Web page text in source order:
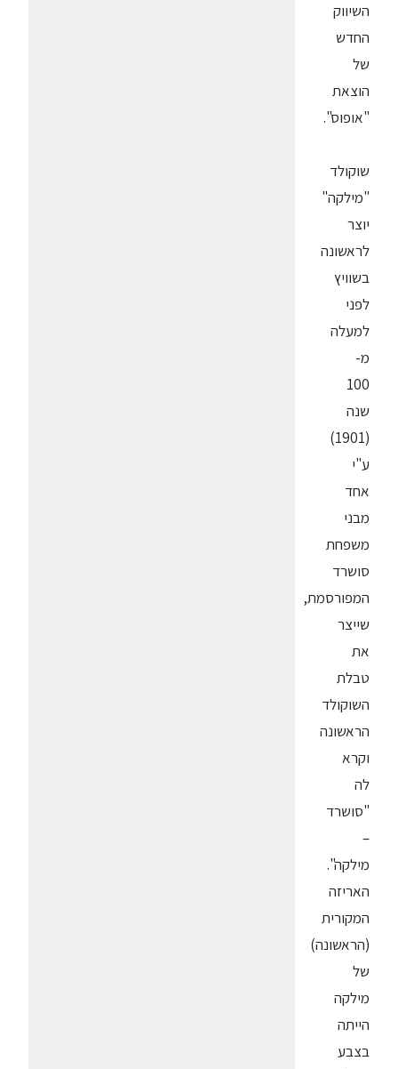
השיווק
החדש
של
הוצאת
"אופוס".
שוקולד
"מילקה"
יוצר
לראשונה
בשוויץ
לפני
למעלה
מ-
100
שנה
(1901)
ע"י
אחד
מבני
משפחת
סושרד
המפורסמת,
שייצר
את
טבלת
השוקולד
הראשונה
וקרא
לה
"סושרד
–
מילקה".
האריזה
המקורית
(הראשונה)
של
מילקה
הייתה
בצבע